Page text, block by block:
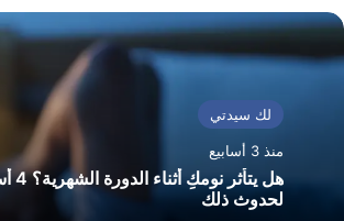
لك سيدتي
منذ 3 أسابيع
هل يتأثر
لحدوث ذلك